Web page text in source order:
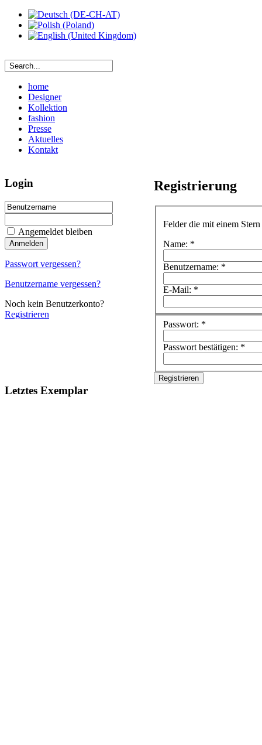
home
Designer
Kollektion
fashion
Presse
Aktuelles
Kontakt
Registrierung
Felder die mit einem
Name: *
Benutzername: *
E-Mail: *
Passwort: *
Passwort bestätigen: *
Login
Angemeldet bleiben
Passwort vergessen?
Benutzername vergessen?
Noch kein Benutzerkonto?
Registrieren
Letztes Exemplar